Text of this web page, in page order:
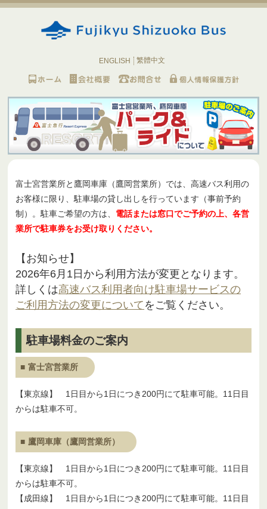
ENGLISH 繁體中文
富士宮営業所と鷹岡車庫（鷹岡営業所）では、高速バス利用の
お客様に限り、駐車場の貸し出しを行っています（事前予約
制）。駐車ご希望の方は、 電話または窓口でご予約の上、各営
業所で駐車券をお受け取りください。
【お知らせ】
2026年6月1日から利用方法が変更となります。
詳しくは高速バス利用者向け駐車場サービスの
ご利用方法の変更について をご覧ください。
駐車場料金のご案内
富士宮営業所
【東京線】 1日目から1日につき200円にて駐車可能。11日目
からは駐車不可。
鷹岡車庫（鷹岡営業所）
【東京線】 1日目から1日につき200円にて駐車可能。11日目
からは駐車不可。
【成田線】 1日目から1日につき200円にて駐車可能。11日目